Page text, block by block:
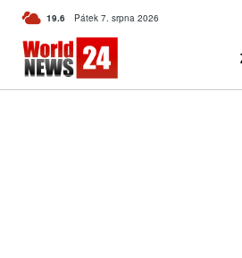
19.6 C Czech
Pátek 7. srpna 2026